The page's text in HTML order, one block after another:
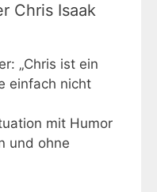
Chris Isaak
„Chris ist ein
einfach nicht
mit Humor
und ohne